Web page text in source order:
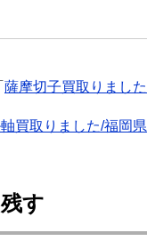
薩摩切子買取りまし
買取りました/福岡
す